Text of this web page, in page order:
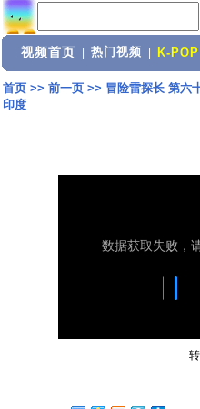
视频首页 热门视频 K-POP
首页>> 前一页>> 冒险雷探长 第六
印度